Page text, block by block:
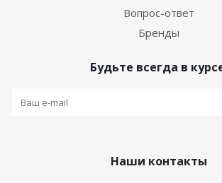
Вопрос-ответ
Бренды
Будьте всегда в
Наши контакты